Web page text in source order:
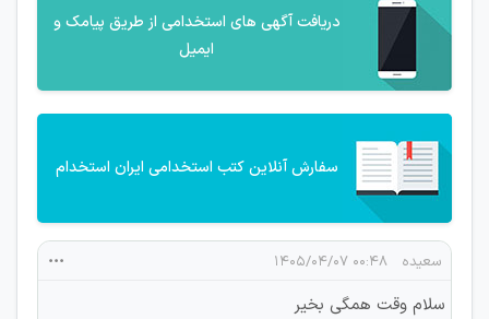
دریافت آگهی های استخدامی از طریق پیامک و
ایمیل
سفارش آنلاین کتب استخدامی ایران استخدام
سعیده ۰۰:۴۸ ۱۴۰۵/۰۴/۰۷
سلام وقت همگی بخیر